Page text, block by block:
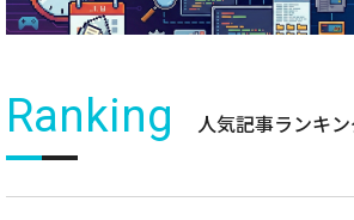
Ranking 人気記事ランキ